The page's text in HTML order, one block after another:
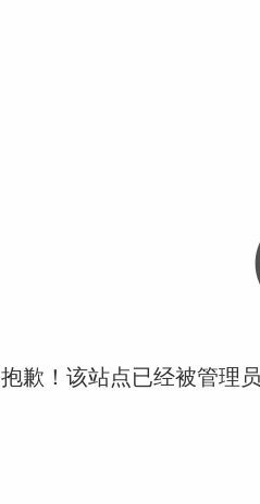
抱歉！该站点已经被管理